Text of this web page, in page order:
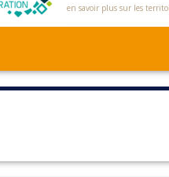
en savoir plus sur les